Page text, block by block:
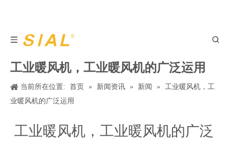
工业暖风机，工业暖风机的广泛运用
当前所在位置: 首页 » 新闻资讯 » 新闻 »
工业暖风机，工
业暖风机的广泛运用
工业暖风机，工业暖风机的广泛